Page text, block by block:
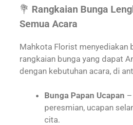
💐 Rangkaian Bunga
Semua Acara
Mahkota Florist menyediakan
rangkaian bunga yang dapat
dengan kebutuhan acara, di
Bunga Papan Ucapan
peresmian, ucapan
cita.